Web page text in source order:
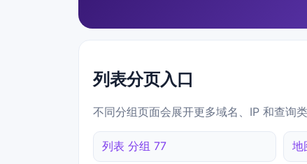
列表分页入口
不同分组页面会展开更多域名、IP 和查询类
列表 分组 77 地